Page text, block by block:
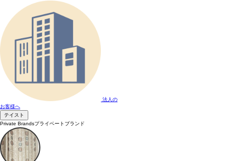
法人の
お客様へ
テイスト
Private Brandsプライベートブランド